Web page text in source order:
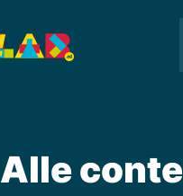
Alle